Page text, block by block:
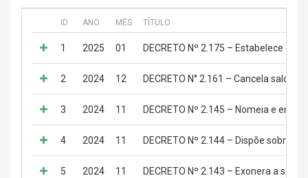
ID ANO MÊS TÍTULO
1 2025 01 DECRETO Nº 2.175 – Estabelece o
2 2024 12 DECRETO N° 2.161 – Cancela
3 2024 11 DECRETO Nº 2.145 – Nomeia e
4 2024 11 DECRETO Nº 2.144 – Dispõe sobre
5 2024 11 DECRETO Nº 2.143 – Exonera a